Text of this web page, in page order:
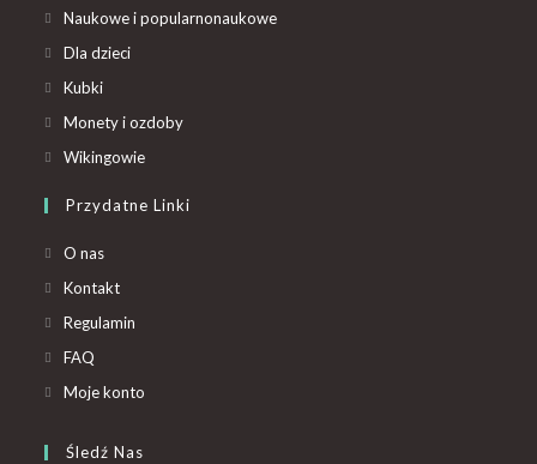
Naukowe i popularnonaukowe
Dla dzieci
Kubki
Monety i ozdoby
Wikingowie
Przydatne Linki
O nas
Kontakt
Regulamin
FAQ
Moje konto
Śledź Nas